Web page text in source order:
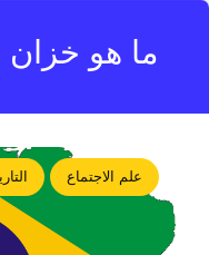
ما هو خزان
علم الاجتماع